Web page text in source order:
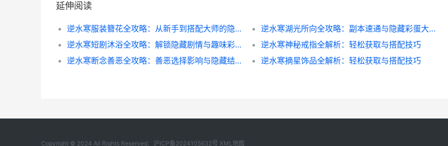
延伸阅读
逆水寒服装簪花全攻略：从新手到搭配大师的隐藏技巧
逆水寒湖光所向全攻略：副本速通与隐藏彩蛋大揭秘
逆水寒短剧沐浴全攻略：解锁隐藏剧情与趣味彩蛋
逆水寒神秘戒指全解析：轻松获取与搭配技巧
逆水寒断念善恶全攻略：善恶选择影响与隐藏结局大揭秘
逆水寒摘星饰品全解析：轻松获取与搭配技巧
Copyright © 2024 All Rights Reserved. 沪ICP备2024105632号 XML地图